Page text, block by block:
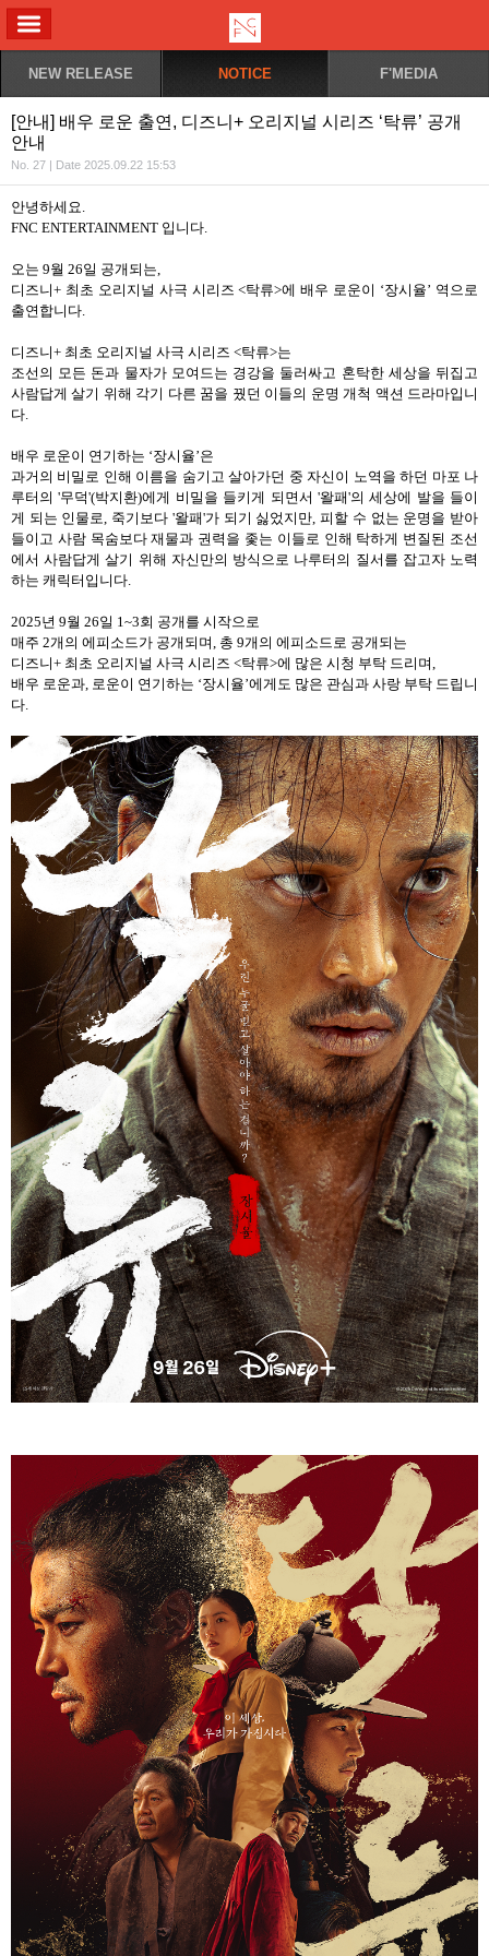
NEW RELEASE NOTICE F'MEDIA
[안내] 배우 로운 출연, 디즈니+ 오리지널 시리즈 ‘탁류’ 공개
안내
No. 27 | Date 2025.09.22 15:53
안녕하세요.
FNC ENTERTAINMENT 입니다.
오는 9월 26일 공개되는,
디즈니+ 최초 오리지널 사극 시리즈 <탁류>에 배우 로운이 ‘장시율’ 역으로
출연합니다.
디즈니+ 최초 오리지널 사극 시리즈 <탁류>는
조선의 모든 돈과 물자가 모여드는 경강을 둘러싸고 혼탁한 세상을 뒤집고
사람답게 살기 위해 각기 다른 꿈을 꿨던 이들의 운명 개척 액션 드라마입니
다.
배우 로운이 연기하는 ‘장시율’은
과거의 비밀로 인해 이름을 숨기고 살아가던 중 자신이 노역을 하던 마포 나
루터의 '무덕'(박지환)에게 비밀을 들키게 되면서 '왈패'의 세상에 발을 들이
게 되는 인물로, 죽기보다 '왈패'가 되기 싫었지만,피할 수 없는 운명을 받아
들이고 사람 목숨보다 재물과 권력을 좇는 이들로 인해 탁하게 변질된 조선
에서 사람답게 살기 위해 자신만의 방식으로 나루터의 질서를 잡고자 노력
하는 캐릭터입니다.
2025년 9월 26일 1~3회 공개를 시작으로
매주 2개의 에피소드가 공개되며, 총 9개의 에피소드로 공개되는
디즈니+ 최초 오리지널 사극 시리즈 <탁류>에 많은 시청 부탁 드리며,
배우 로운과, 로운이 연기하는 ‘장시율’에게도 많은 관심과 사랑 부탁 드립니
다.